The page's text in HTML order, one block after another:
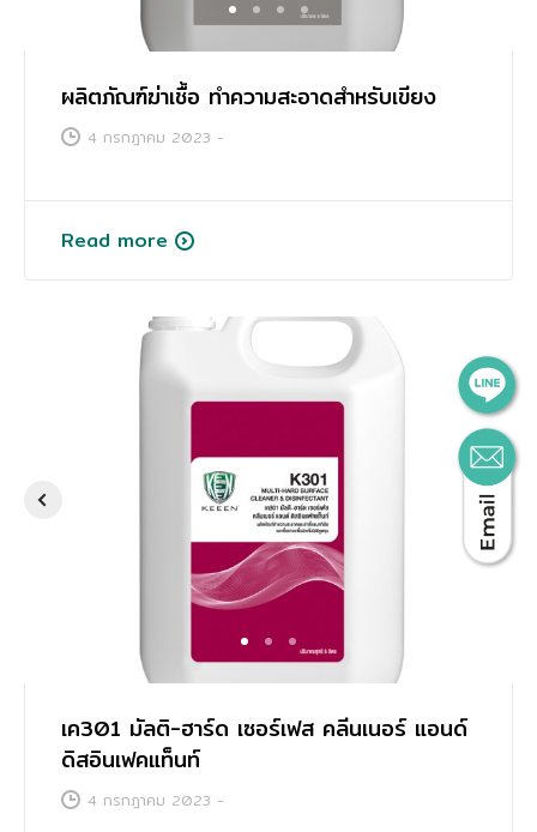
1 2 3 4
ผลิตภัณฑ์ฆ่าเชื้อ ทำความสะอาดสำหรับเขียง
4 กรกฎาคม 2023 -
Read more
3
เค301 มัลติ-ฮาร์ด เซอร์เฟส คลีนเนอร์ แอนด์
ดิสอินเฟคแท็นท์
4 กรกฎาคม 2023 -